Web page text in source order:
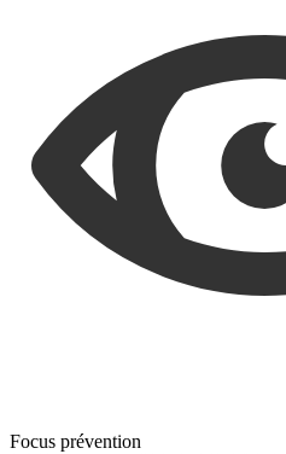
Focus prévention